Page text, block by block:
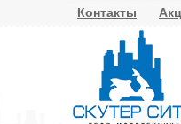
Контакты